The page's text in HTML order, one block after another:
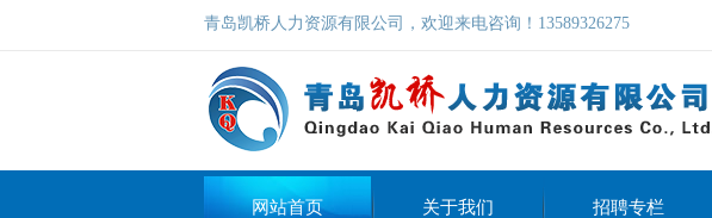
青岛凯桥人力资源有限公司，欢迎来电咨询！13589326275
网站首页 关于我们 招聘专栏